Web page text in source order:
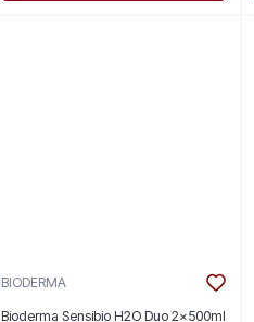
BIODERMA
Bioderma Sensibio H2O Duo 2x500ml